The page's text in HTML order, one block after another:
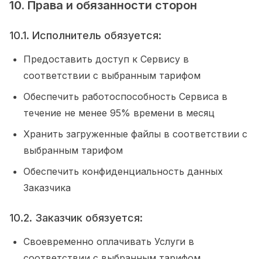
10. Права и обязанности сторон
10.1. Исполнитель обязуется:
Предоставить доступ к Сервису в
соответствии с выбранным тарифом
Обеспечить работоспособность Сервиса в
течение не менее 95% времени в месяц
Хранить загруженные файлы в соответствии с
выбранным тарифом
Обеспечить конфиденциальность данных
Заказчика
10.2. Заказчик обязуется:
Своевременно оплачивать Услуги в